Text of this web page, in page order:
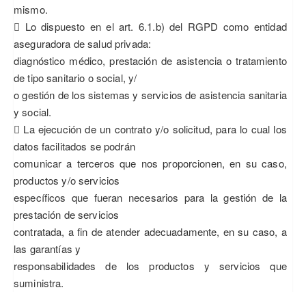
mismo.
 Lo dispuesto en el art. 6.1.b) del RGPD como entidad
aseguradora de salud privada:
diagnóstico médico, prestación de asistencia o tratamiento
de tipo sanitario o social, y/
o gestión de los sistemas y servicios de asistencia sanitaria
y social.
 La ejecución de un contrato y/o solicitud, para lo cual los
datos facilitados se podrán
comunicar a terceros que nos proporcionen, en su caso,
productos y/o servicios
específicos que fueran necesarios para la gestión de la
prestación de servicios
contratada, a fin de atender adecuadamente, en su caso, a
las garantías y
responsabilidades de los productos y servicios que
suministra.